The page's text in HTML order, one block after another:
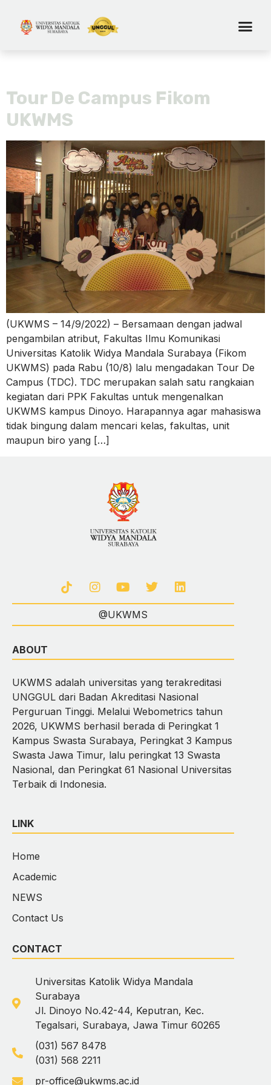
Tour De Campus Fikom
UKWMS
(UKWMS – 14/9/2022) – Bersamaan dengan jadwal
pengambilan atribut, Fakultas Ilmu Komunikasi
Universitas Katolik Widya Mandala Surabaya (Fikom
UKWMS) pada Rabu (10/8) lalu mengadakan Tour De
Campus (TDC). TDC merupakan salah satu rangkaian
kegiatan dari PPK Fakultas untuk mengenalkan
UKWMS kampus Dinoyo. Harapannya agar mahasiswa
tidak bingung dalam mencari kelas, fakultas, unit
maupun biro yang […]
@UKWMS
ABOUT
UKWMS adalah universitas yang terakreditasi
UNGGUL dari Badan Akreditasi Nasional
Perguruan Tinggi. Melalui Webometrics tahun
2026, UKWMS berhasil berada di Peringkat 1
Kampus Swasta Surabaya, Peringkat 3 Kampus
Swasta Jawa Timur, lalu peringkat 13 Swasta
Nasional, dan Peringkat 61 Nasional Universitas
Terbaik di Indonesia.
LINK
Home
Academic
NEWS
Contact Us
CONTACT
Universitas Katolik Widya Mandala
Surabaya
Jl. Dinoyo No.42-44, Keputran, Kec.
Tegalsari, Surabaya, Jawa Timur 60265
(031) 567 8478
(031) 568 2211
pr-office@ukwms.ac.id